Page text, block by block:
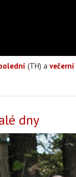
(TH) a večerní
dny